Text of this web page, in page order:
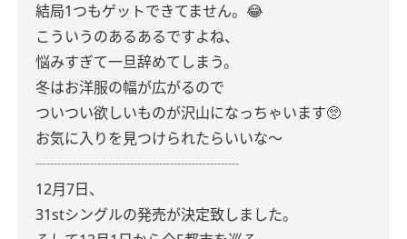
結局1つもゲットできてません。😂
こういうのあるあるですよね、
悩みすぎて一旦辞めてしまう。
冬はお洋服の幅が広がるので
ついつい欲しいものが沢山になっちゃいます🥺
お気に入りを見つけられたらいいな〜
┈┈┈┈┈┈┈┈┈┈┈┈┈┈
12月7日、
31stシングルの発売が決定致しました。